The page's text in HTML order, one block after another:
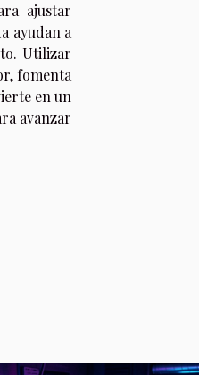
ajustar
ayudan a
Utilizar
fomenta
en un
avanzar